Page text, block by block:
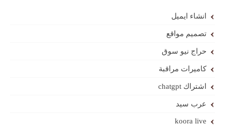
انشاء ايميل
تصميم مواقع
حراج نيو سوق
كاميرات مراقبة
اشتراك chatgpt
عرب سيد
koora live